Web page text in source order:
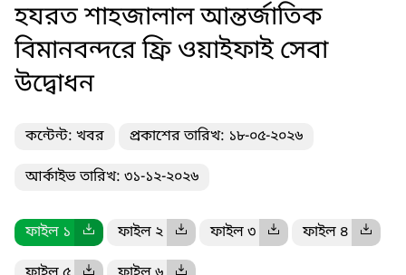
হযরত শাহজালাল আন্তর্জাতিক
বিমানবন্দরে ফ্রি ওয়াইফাই সেবা
উদ্বোধন
কন্টেন্ট: খবর প্রকাশের তারিখ: ১৮-০৫-২০২৬
আর্কাইভ তারিখ: ৩১-১২-২০২৬
ফাইল ১ ফাইল ২ ফাইল ৩ ফাইল ৪